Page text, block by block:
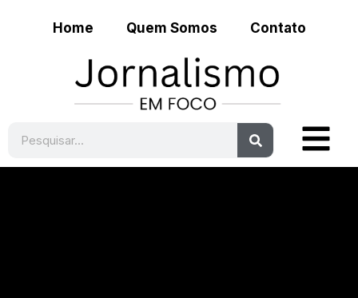
Home Quem Somos Contato